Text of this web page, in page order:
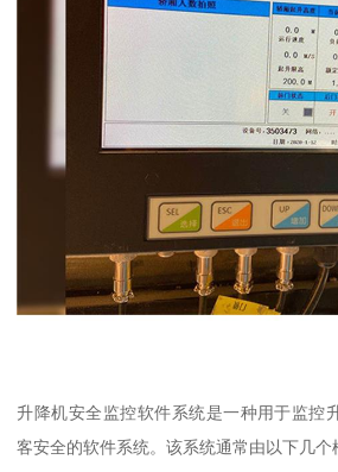
升降机安全监控软件系统是一种用于监控
客安全的软件系统。该系统通常由以下几个